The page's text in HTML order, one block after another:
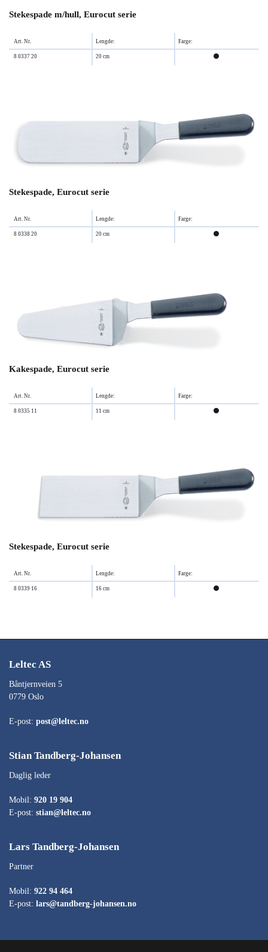
Stekespade m/hull, Eurocut serie
Art. Nr. Lengde: Farge:
8 0337 20 20 cm 
Stekespade, Eurocut serie
Art. Nr. Lengde: Farge:
8 0338 20 20 cm 
Kakespade, Eurocut serie
Art. Nr. Lengde: Farge:
8 0335 11 11 cm 
Stekespade, Eurocut serie
Art. Nr. Lengde: Farge:
8 0339 16 16 cm 
Leltec AS
Båntjernveien 5
0779 Oslo
E-post: post@leltec.no
Stian Tandberg-Johansen
Daglig leder
Mobil: 920 19 904
E-post: stian@leltec.no
Lars Tandberg-Johansen
Partner
Mobil: 922 94 464
E-post: lars@tandberg-johansen.no